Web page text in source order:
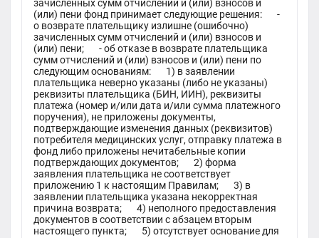
зачисленных сумм отчислений и (или) взносов и
(или) пени фонд принимает следующие решения: -
о возврате плательщику излишне (ошибочно)
зачисленных сумм отчислений и (или) взносов и
(или) пени; - об отказе в возврате плательщика
сумм отчислений и (или) взносов и (или) пени по
следующим основаниям: 1) в заявлении
плательщика неверно указаны (либо не указаны)
реквизиты плательщика (БИН, ИИН), реквизиты
платежа (номер и/или дата и/или сумма платежного
поручения), не приложены документы,
подтверждающие изменения данных (реквизитов)
потребителя медицинских услуг, отправку платежа в
фонд либо приложены нечитабельные копии
подтверждающих документов; 2) форма
заявления плательщика не соответствует
приложению 1 к настоящим Правилам; 3) в
заявлении плательщика указана некорректная
причина возврата; 4) неполного предоставления
документов в соответствии с абзацем вторым
настоящего пункта; 5) отсутствует основание для